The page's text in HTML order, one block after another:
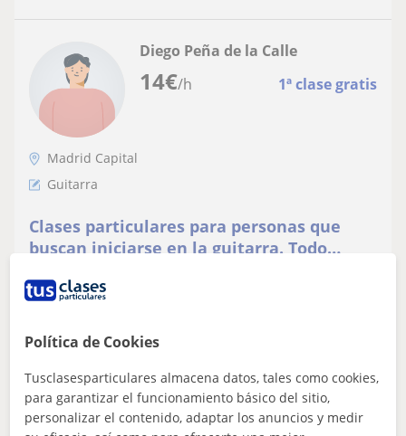
14€/h 1ª clase gratis
Diego Peña de la Calle
Madrid Capital
Guitarra
Clases particulares para personas que
buscan iniciarse en la guitarra. Todo
del alumno
domicilio destinadas a personas de cualquier edad que
ver más Contactar
Política de Cookies
Tusclasesparticulares almacena datos, tales como cookies,
para garantizar el funcionamiento básico del sitio,
personalizar el contenido, adaptar los anuncios y medir